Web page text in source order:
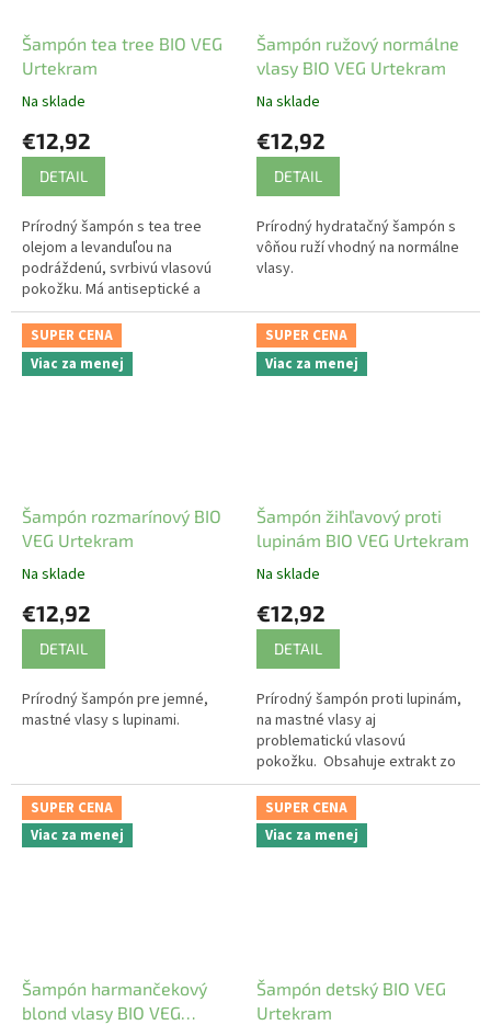
Šampón tea tree BIO VEG
Urtekram
Na sklade
€12,92
DETAIL
Prírodný šampón s tea tree
olejom a levanduľou na
podráždenú, svrbivú vlasovú
pokožku. Má antiseptické a
hojivé účinky.
Šampón ružový normálne
vlasy BIO VEG Urtekram
Na sklade
€12,92
DETAIL
Prírodný hydratačný šampón s
vôňou ruží vhodný na normálne
vlasy.
SUPER CENA
Viac za menej
Šampón rozmarínový BIO
VEG Urtekram
Na sklade
€12,92
DETAIL
Prírodný šampón pre jemné,
mastné vlasy s lupinami.
SUPER CENA
Viac za menej
Šampón žihľavový proti
lupinám BIO VEG Urtekram
Na sklade
€12,92
DETAIL
Prírodný šampón proti lupinám,
na mastné vlasy aj
problematickú vlasovú
pokožku. Obsahuje extrakt zo
žihľavy a lopúcha.
SUPER CENA
Viac za menej
Šampón harmančekový
blond vlasy BIO VEG
SUPER CENA
Viac za menej
Šampón detský BIO VEG
Urtekram